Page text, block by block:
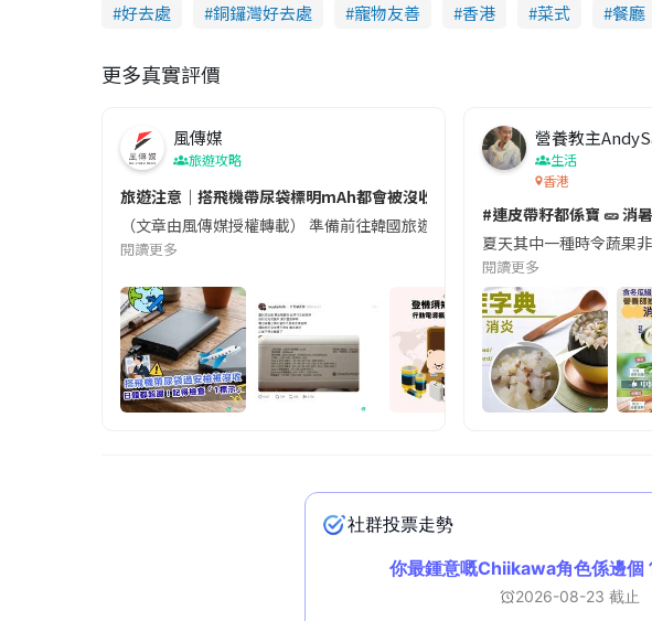
好去處 銅鑼灣好去處 寵物友善 香港 菜式 餐廳
更多真實評價
風傳媒
旅遊攻略
旅遊注意｜搭飛機帶尿袋標明mAh都會被沒收😱出發前切記檢查「1標示」🚨
（文章由風傳媒授權轉載） 準備前往韓國旅遊的民眾，近期要特別留意隨
閱讀更多
營養教主
生活
香港
#連皮帶籽都係寶 🥒 消
夏天其中一種時令蔬果
閱讀更多